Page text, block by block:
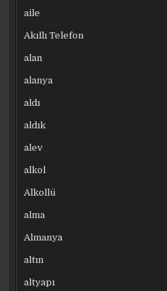
aile
Akıllı Telefon
alan
alanya
aldı
aldık
alev
alkol
Alkollü
alma
Almanya
altın
altyapı